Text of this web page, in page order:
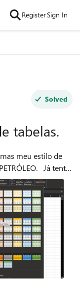
RegisterSign In
Solved
tabelas.
meu estilo de
Já tentei
pesquisas na